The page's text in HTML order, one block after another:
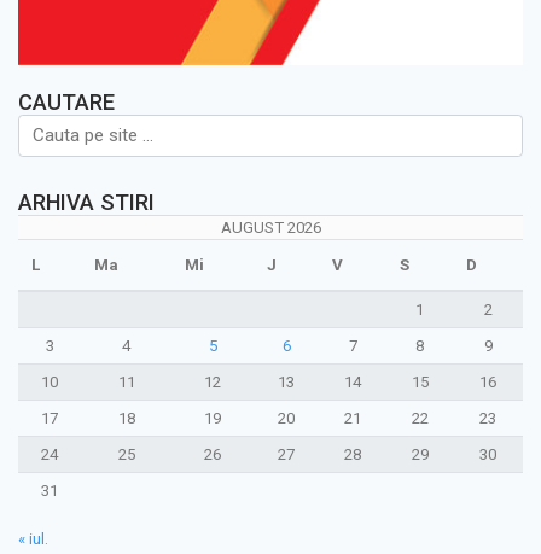
CAUTARE
ARHIVA STIRI
AUGUST 2026
L Ma Mi J V S D
1
2
3
4 5 6 7 8
9
10
11 12 13 14 15
16
17
18 19 20 21 22
23
24
25 26 27 28 29
30
31
« iul.